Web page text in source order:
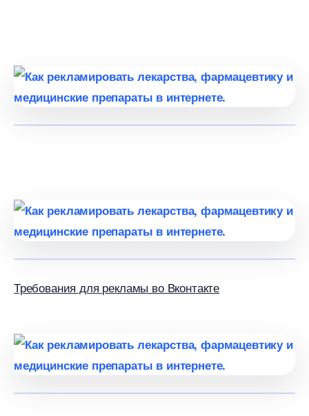
Требования для рекламы во Вконтакте